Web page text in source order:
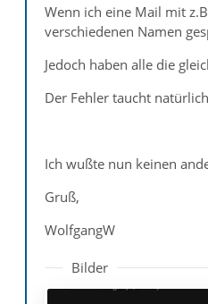
Wenn ich eine Mail mit
verschiedenen Namen
Jedoch haben alle die
Der Fehler taucht
Ich wußte nun keinen
Gruß,
WolfgangW
Bilder